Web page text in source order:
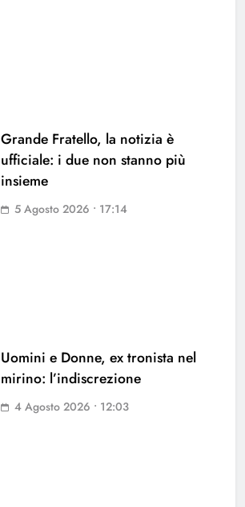
Grande Fratello, la notizia è
ufficiale: i due non stanno più
insieme
5 Agosto 2026 • 17:14
Uomini e Donne, ex tronista nel
mirino: l’indiscrezione
4 Agosto 2026 • 12:03